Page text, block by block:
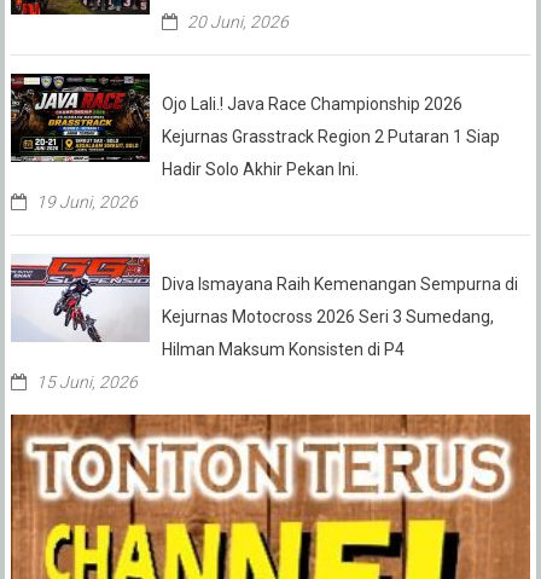
20 Juni, 2026
Ojo Lali.! Java Race Championship 2026
Kejurnas Grasstrack Region 2 Putaran 1 Siap
Hadir Solo Akhir Pekan Ini.
19 Juni, 2026
Diva Ismayana Raih Kemenangan Sempurna di
Kejurnas Motocross 2026 Seri 3 Sumedang,
Hilman Maksum Konsisten di P4
15 Juni, 2026